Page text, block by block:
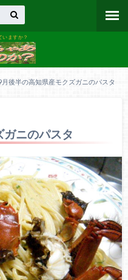
いますか？
月後半の高知県産モクズガニのパスタ
ニのパスタ